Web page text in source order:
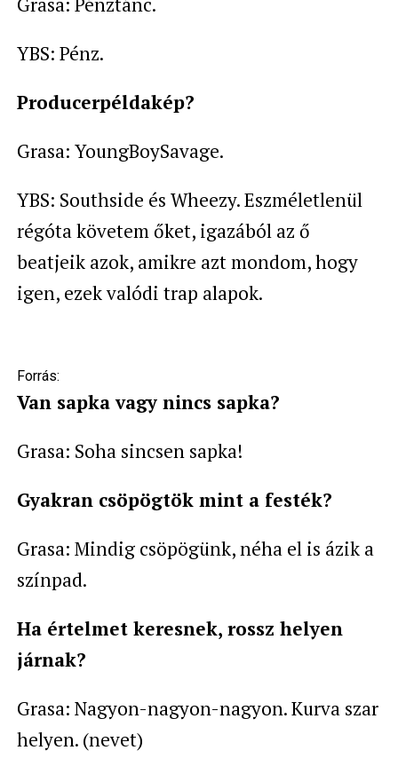
YBS: Pénz.
Producerpéldakép?
Grasa: YoungBoySavage.
YBS: Southside és Wheezy. Eszméletlenül
régóta követem őket, igazából az ő
beatjeik azok, amikre azt mondom, hogy
igen, ezek valódi trap alapok.
Forrás:
Van sapka vagy nincs sapka?
Grasa: Soha sincsen sapka!
Gyakran csöpögtök mint a festék?
Grasa: Mindig csöpögünk, néha el is ázik a
színpad.
Ha értelmet keresnek, rossz helyen
járnak?
Grasa: Nagyon-nagyon-nagyon. Kurva szar
helyen. (nevet)